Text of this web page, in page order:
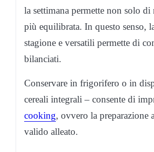
la settimana permette non solo
più equilibrata. In questo senso,
stagione e versatili permette di
bilanciati.
Conservare in frigorifero o in
cereali integrali – consente di
cooking, ovvero la preparazione
valido alleato.